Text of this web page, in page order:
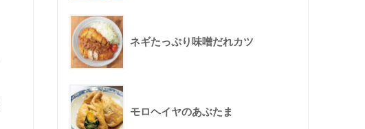
ネギたっぷり味噌だれカツ
モロヘイヤのあぶたま